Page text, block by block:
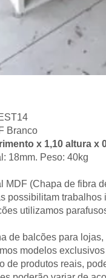
Branco
x 1,10 altura x
18mm. Peso: 40kg
MDF (Chapa de fibra
possibilitam
utilizamos
de balcões para
modelos
de produtos reais,